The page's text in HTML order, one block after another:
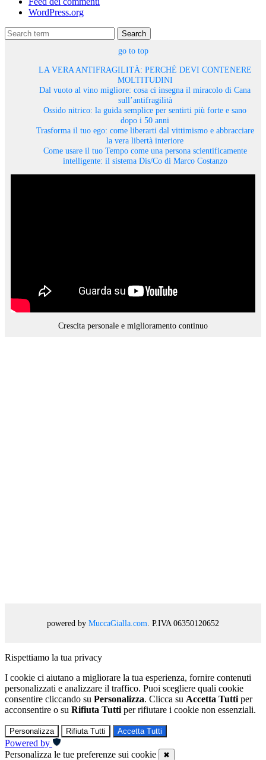
WordPress.org
Search
go to top
LA VERA ANTIFRAGILITÀ: PERCHÉ DEVI CONTENERE
MOLTITUDINI
Dal vuoto al vino migliore: cosa ci insegna il miracolo di Cana
sull’antifragilità
Ossido nitrico: la guida semplice per sentirti più forte e sano
dopo i 50 anni
Trasforma il tuo ego: come liberarti dal vittimismo e abbracciare
la vera libertà interiore
Come usare il tuo Tempo come una persona scientificamente
intelligente: il sistema Dis/Co di Marco Costanzo
Crescita personale e miglioramento continuo
powered by MuccaGialla.com . P.IVA 06350120652
Rispettiamo la tua privacy
I cookie ci aiutano a migliorare la tua esperienza, fornire contenuti
personalizzati e analizzare il traffico. Puoi scegliere quali cookie
consentire cliccando su Personalizza. Clicca su Accetta Tutti per
acconsentire o su Rifiuta Tutti per rifiutare i cookie non essenziali.
Personalizza Rifiuta Tutti Accetta Tutti
Powered by
Personalizza le tue preferenze sui cookie
✖